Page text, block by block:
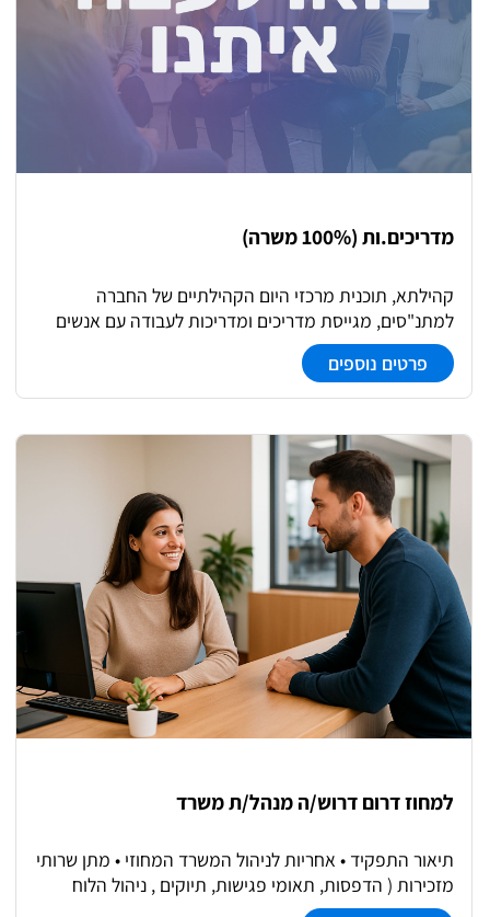
מדריכים.ות (100% משרה)
קהילתא, תוכנית מרכזי היום הקהילתיים של החברה
למתנ"סים, מגייסת מדריכים ומדריכות לעבודה עם אנשים
ונשים עם מוגבלות/ במסגרת התפקיד: - ליווי המשתתפים
והמשתתפות לאורך היום - הובלת פעילויות אישיות
וקבוצתיות - עבודה כחלק מצוות מקצועי מלווה ומודרך -
מלאה | 5 ימים בשבוע | המרכז הקהילתי דימונה
פרטים נוספים
למחוז דרום דרוש/ה מנהל/ת משרד
תיאור התפקיד • אחריות לניהול המשרד המחוזי • מתן שרותי
מזכירות ( הדפסות, תאומי פגישות, תיוקים , ניהול הלוח
הארגוני, ניהול הידע הארגוני וכו') למנהל וצוות העובדים